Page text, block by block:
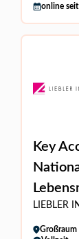
online
Key
LIEBLER